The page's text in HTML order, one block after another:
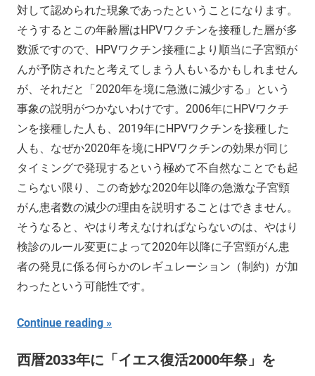
対して認められた現象であったということになります。
そうするとこの年齢層はHPVワクチンを接種した層が多
数派ですので、HPVワクチン接種により順当に子宮頸が
んが予防されたと考えてしまう人もいるかもしれません
が、それだと「2020年を境に急激に減少する」という
事象の説明がつかないわけです。2006年にHPVワクチ
ンを接種した人も、2019年にHPVワクチンを接種した
人も、なぜか2020年を境にHPVワクチンの効果が同じ
タイミングで発現するという極めて不自然なことでも起
こらない限り、この奇妙な2020年以降の急激な子宮頸
がん患者数の減少の理由を説明することはできません。
そうなると、やはり考えなければならないのは、やはり
検診のルール変更によって2020年以降に子宮頸がん患
者の発見に係る何らかのレギュレーション（制約）が加
わったという可能性です。
Continue reading
西暦2033年に「イエス復活2000年祭」を